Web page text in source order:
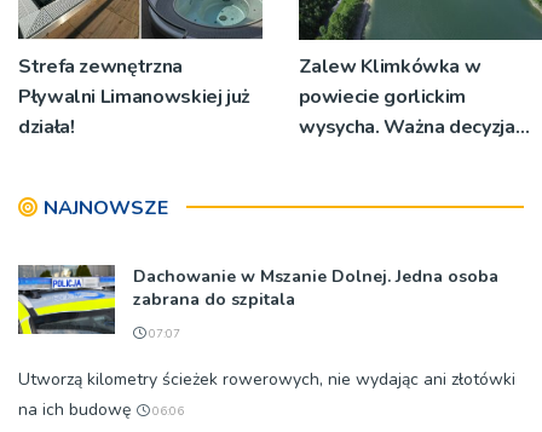
Strefa zewnętrzna
Pływalni Limanowskiej już
działa!
Zalew Klimkówka w
powiecie gorlickim
wysycha. Ważna decyzja
NAJNOWSZE
Dachowanie w Mszanie Dolnej. Jedna osoba
zabrana do szpitala
07:07
Utworzą kilometry ścieżek rowerowych, nie wydając ani złotówki
na ich budowę
06:06